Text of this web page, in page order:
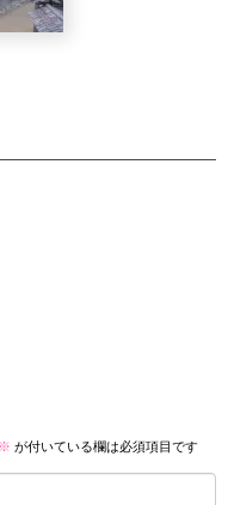
※ が付いている欄は必須項目です